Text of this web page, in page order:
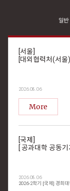
일반
[서울]
[대외협력처(서
2026.08.06
More
[국제]
[ 공과대학 공동
2026.08.06